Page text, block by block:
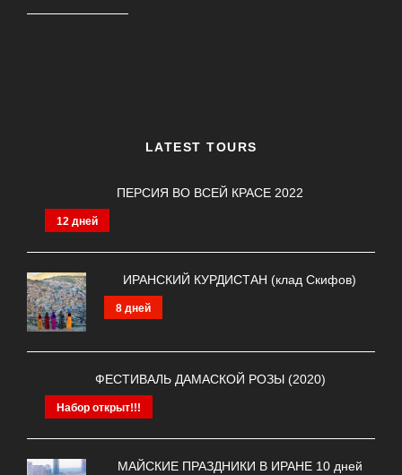
LATEST TOURS
ПЕРСИЯ ВО ВСЕЙ КРАСЕ 2022
12 дней
ИРАНСКИЙ КУРДИСТАН (клад Скифов)
8 дней
ФЕСТИВАЛЬ ДАМАСКОЙ РОЗЫ (2020)
Набор открыт!!!
МАЙСКИЕ ПРАЗДНИКИ В ИРАНЕ 10 дней